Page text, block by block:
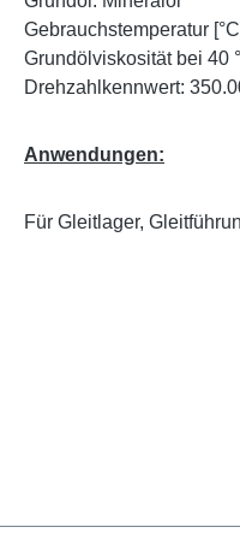
Gebrauchstemperatur
Grundölviskosität bei 40
Drehzahlkennwert:
Anwendungen:
Für Gleitlager,